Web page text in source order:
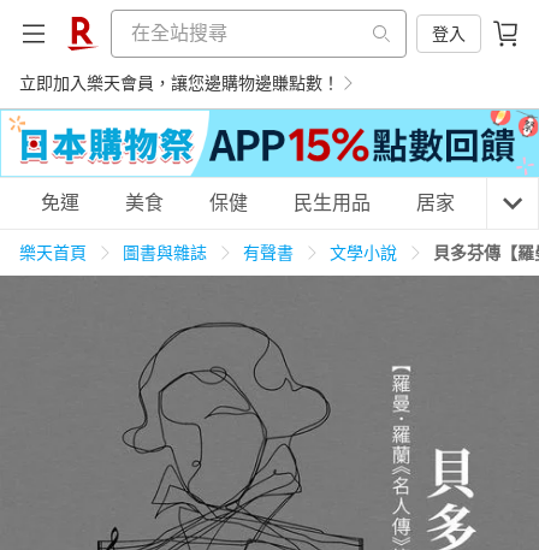
登入
立即加入樂天會員，讓您邊購物邊賺點數！
購物網分類
美食蛋糕
3C家電 運動休閒
男裝 化妝保養 情趣用品
免運 美食 保健 民生用品 居家 3C
樂天首頁 圖書與雜誌 有聲書 文學小說 貝多芬傳【